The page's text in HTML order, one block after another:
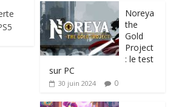
Noreya
the
Gold
Project
: le test
sur PC
30 juin 2024 0